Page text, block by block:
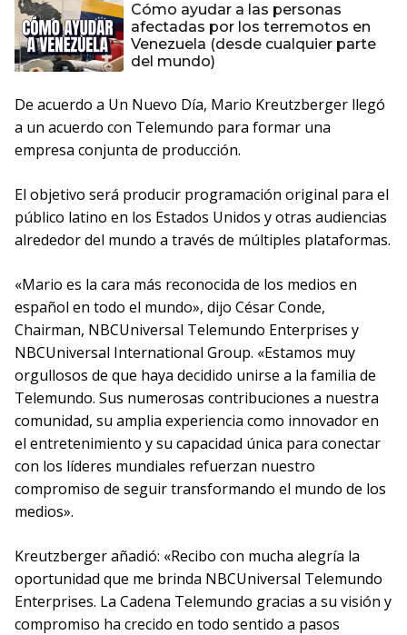
Cómo ayudar a las personas
afectadas por los terremotos en
Venezuela (desde cualquier parte
del mundo)
De acuerdo a Un Nuevo Día, Mario Kreutzberger llegó
a un acuerdo con Telemundo para formar una
empresa conjunta de producción.
El objetivo será producir programación original para el
público latino en los Estados Unidos y otras audiencias
alrededor del mundo a través de múltiples plataformas.
«Mario es la cara más reconocida de los medios en
español en todo el mundo», dijo César Conde,
Chairman, NBCUniversal Telemundo Enterprises y
NBCUniversal International Group. «Estamos muy
orgullosos de que haya decidido unirse a la familia de
Telemundo. Sus numerosas contribuciones a nuestra
comunidad, su amplia experiencia como innovador en
el entretenimiento y su capacidad única para conectar
con los líderes mundiales refuerzan nuestro
compromiso de seguir transformando el mundo de los
medios».
Kreutzberger añadió: «Recibo con mucha alegría la
oportunidad que me brinda NBCUniversal Telemundo
Enterprises. La Cadena Telemundo gracias a su visión y
compromiso ha crecido en todo sentido a pasos